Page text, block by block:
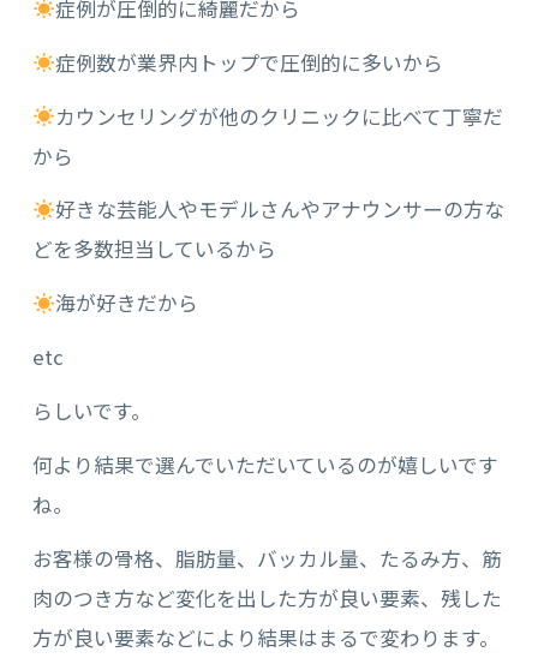
症例が圧倒的に綺麗だから
症例数が業界内トップで圧倒的に多いから
カウンセリングが他のクリニックに比べて丁寧だ
から
好きな芸能人やモデルさんやアナウンサーの方な
どを多数担当しているから
海が好きだから
etc
らしいです。
何より結果で選んでいただいているのが嬉しいです
ね。
お客様の骨格、脂肪量、バッカル量、たるみ方、筋
肉のつき方など変化を出した方が良い要素、残した
方が良い要素などにより結果はまるで変わります。